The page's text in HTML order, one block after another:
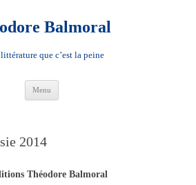
Balmoral
que c’est la peine
Menu
2014
Théodore Balmoral